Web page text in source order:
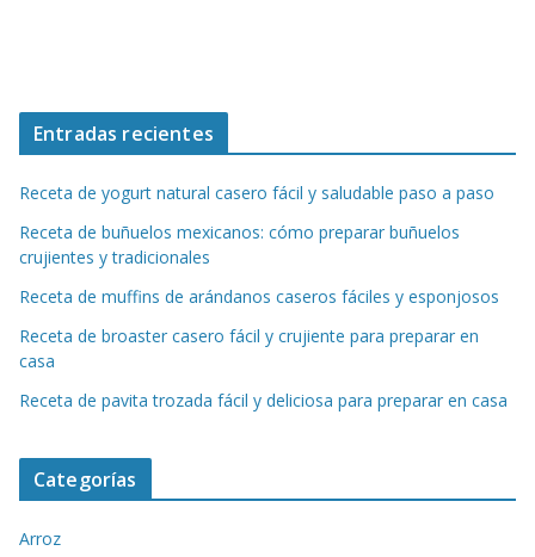
Entradas recientes
Receta de yogurt natural casero fácil y saludable paso a paso
Receta de buñuelos mexicanos: cómo preparar buñuelos
crujientes y tradicionales
Receta de muffins de arándanos caseros fáciles y esponjosos
Receta de broaster casero fácil y crujiente para preparar en
casa
Receta de pavita trozada fácil y deliciosa para preparar en casa
Categorías
Arroz